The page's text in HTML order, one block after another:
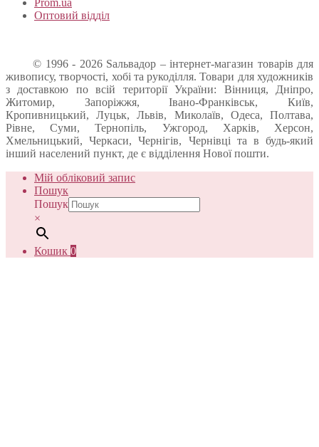
Prom.ua
Оптовий відділ
© 1996 - 2026 Sальвадор – інтернет-магазин товарів для
живопису, творчості, хобі та рукоділля. Товари для художників
з доставкою по всій території України: Вінниця, Дніпро,
Житомир, Запоріжжя, Івано-Франківськ, Київ,
Кропивницький, Луцьк, Львів, Миколаїв, Одеса, Полтава,
Рівне, Суми, Тернопіль, Ужгород, Харків, Херсон,
Хмельницький, Черкаси, Чернігів, Чернівці та в будь-який
інший населений пункт, де є відділення Нової пошти.
Мій обліковий запис
Пошук
Пошук
×
Кошик 0